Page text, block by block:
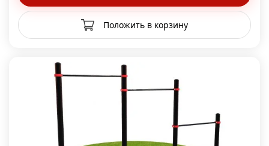
Положить в корзину